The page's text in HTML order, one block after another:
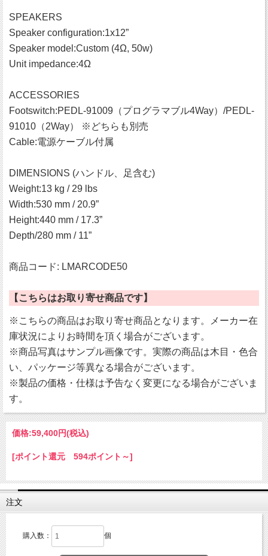
SPEAKERS
Speaker configuration:1x12”
Speaker model:Custom (4Ω, 50w)
Unit impedance:4Ω
ACCESSORIES
Footswitch:PEDL-91009（プログラマブル4Way）/PEDL-
91010（2Way） ※どちらも別売
Cable:電源ケーブル付属
DIMENSIONS (ハンドル、足含む)
Weight:13 kg / 29 lbs
Width:530 mm / 20.9”
Height:440 mm / 17.3”
Depth/280 mm / 11”
商品コード: LMARCODE50
【こちらはお取り寄せ商品です】
※こちらの商品はお取り寄せ商品となります。メーカー在
庫状況によりお時間を頂く場合がございます。
※商品写真はサンプル画像です。実際の商品は木目・色合
い、パッケージ等異なる場合がございます。
※製品の価格・仕様は予告なく変更になる場合がございま
す。
価格:59,400円(税込)
[ポイント還元 594ポイント～]
注文
購入数： 個